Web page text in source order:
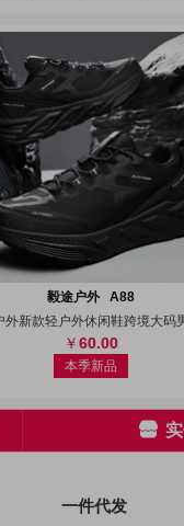
代发
毅途户外 A88
外新款轻户外休闲鞋跨境大码
60.00
本季新品
一件代发